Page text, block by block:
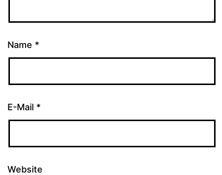
Name *
E-Mail *
Website